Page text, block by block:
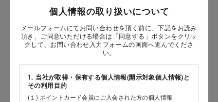
個人情報の取り扱いについて
メールフォームにてお問い合わせを頂く前に、下記をお読み
頂き、ご同意いただける場合は「同意する」ボタンをクリッ
クして、お問い合わせ入力フォームの画面へ進んでくださ
い。
1. 当社が取得・保有する個人情報(開示対象個人情報)と
その利用目的
(１) ポイントカード会員にご入会された方の個人情報
お問い合わせ時氏名
［姓］
［名］
（全角で入力してください）